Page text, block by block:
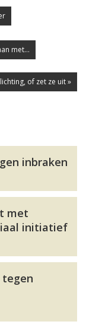
met...
of zet ze uit »
inbraken
met
initiatief
tegen